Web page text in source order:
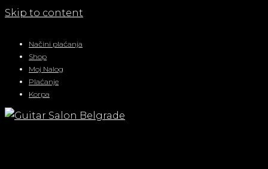
Skip to content
Načini plaćanja
Shop
Moj Nalog
Plaćanje
Korpa